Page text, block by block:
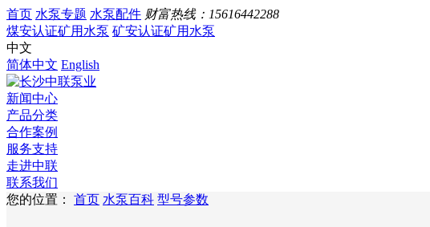
首页 水泵专题 水泵配件 财富热线： 15616442288
煤安认证矿用水泵 矿安认证矿用水泵
中文
简体中文 English
新闻中心
产品分类
合作案例
服务支持
走进中联
联系我们
您的位置： 首页 水泵百科 型号参数